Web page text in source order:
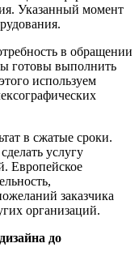
Указанный момент
в обращении
готовы выполнить
используем
в сжатые сроки.
услугу
Европейское
заказчика
организаций.
до